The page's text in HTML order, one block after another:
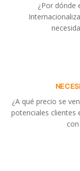
¿Por dónde
¿A qué precio se
potenciales clientes